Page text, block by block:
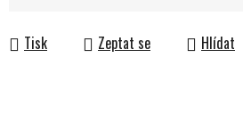
Tisk Zeptat se Hlídat